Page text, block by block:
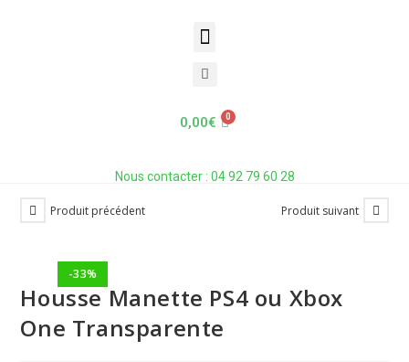
0,00€
Nous contacter : 04 92 79 60 28
Housse Manette PS4 ou Xbox One
Housse Manette PS4 ou Xbox One Transparente
-33%
Produit précédent Produit suivant
Housse Manette PS4 ou Xbox
One Transparente